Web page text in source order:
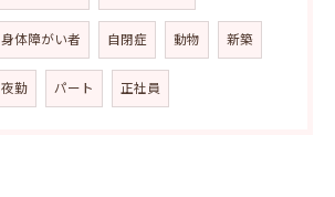
身体障がい者 自閉症 動物 新築
夜勤 パート 正社員